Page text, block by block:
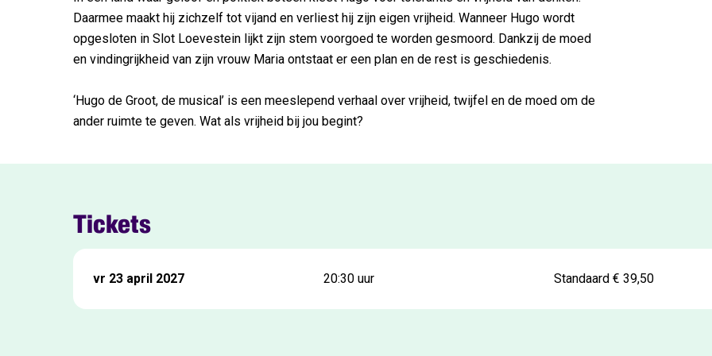
Daarmee maakt hij zichzelf tot vijand en verliest hij zijn eigen vrijheid. Wanneer Hugo wordt
opgesloten in Slot Loevestein lijkt zijn stem voorgoed te worden gesmoord. Dankzij de moed
en vindingrijkheid van zijn vrouw Maria ontstaat er een plan en de rest is geschiedenis.
‘Hugo de Groot, de musical’ is een meeslepend verhaal over vrijheid, twijfel en de moed om de
ander ruimte te geven. Wat als vrijheid bij jou begint?
Tickets
vr 23 april 2027 20:30 uur Standaard € 39,50